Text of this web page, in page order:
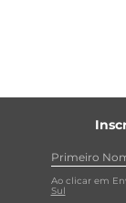
Ao clicar em
Sul